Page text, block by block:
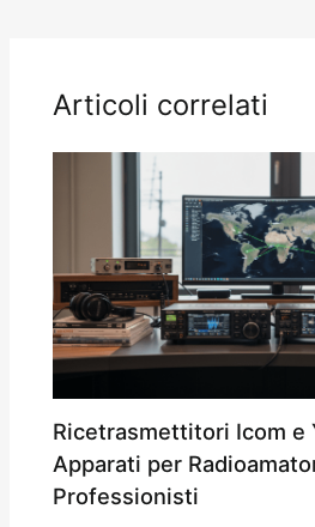
Articoli correlati
Ricetrasmettitori Icom e
Apparati per
Professionisti